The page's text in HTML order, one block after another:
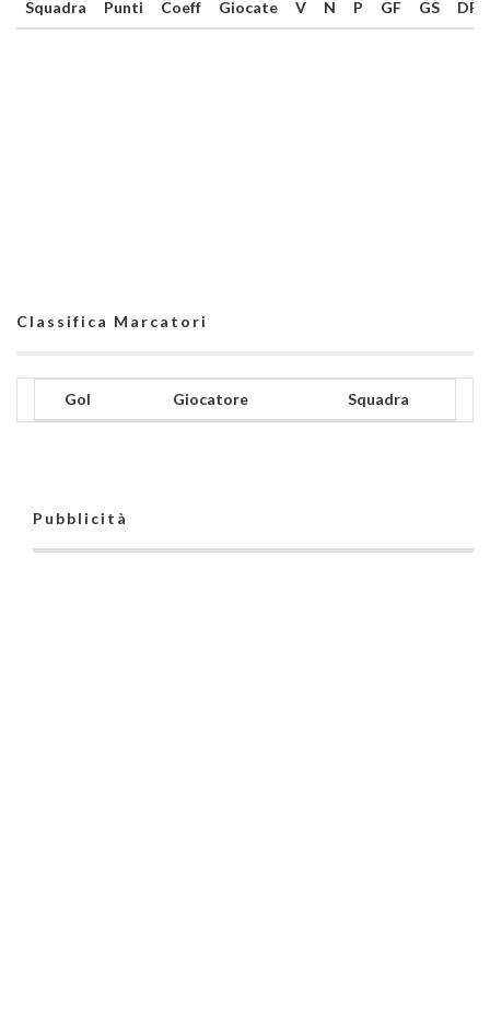
Squadra Punti Coeff Giocate V N P GF GS DR
Classifica Marcatori
Gol Giocatore Squadra
Pubblicità